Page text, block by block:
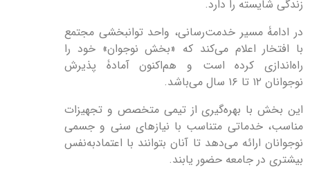
زندگی شایسته را دارد.
در ادامۀ مسیر خدمت‌رسانی، واحد توانبخشی مجتمع
با افتخار اعلام می‌کند که «بخش نوجوان» خود را
راه‌اندازی کرده است و هم‌اکنون آمادۀ پذیرش
نوجوانان ۱۲ تا ۱۶ سال می‌باشد.
این بخش با بهره‌گیری از تیمی متخصص و تجهیزات
مناسب، خدماتی متناسب با نیازهای سنی و جسمی
نوجوانان ارائه می‌دهد تا آنان بتوانند با اعتمادبه‌نفس
بیشتری در جامعه حضور یابند.